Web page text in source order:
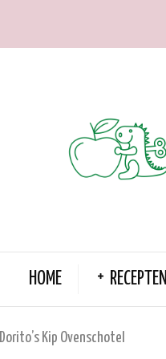
HOME RECEPTEN
Dorito’s Kip Ovenschotel